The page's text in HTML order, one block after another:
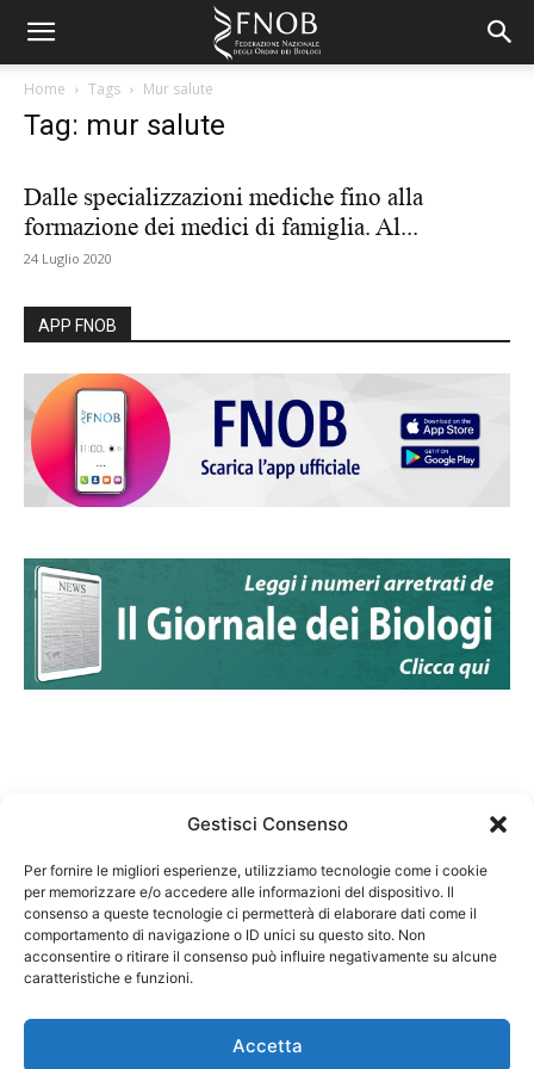
Gestisci Consenso
Per fornire le migliori esperienze, utilizziamo tecnologie come i cookie
per memorizzare e/o accedere alle informazioni del dispositivo. Il
consenso a queste tecnologie ci permetterà di elaborare dati come il
comportamento di navigazione o ID unici su questo sito. Non
acconsentire o ritirare il consenso può influire negativamente su alcune
caratteristiche e funzioni.
Accetta
Home Tags Mur salute
Tag: mur salute
Dalle specializzazioni mediche fino alla
formazione dei medici di famiglia. Al...
24 Luglio 2020
APP FNOB
Federazione Nazionale Degli Ordini dei Biologi:
codice fiscale 80069130583
Responsabile sito internet www.fnob.it: Vincenzo